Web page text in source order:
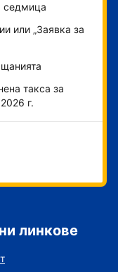
седмица
или „Заявка за
такса за
г.
линкове